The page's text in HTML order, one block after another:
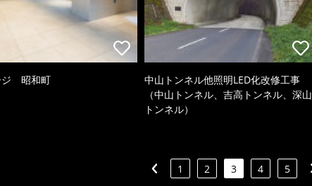
ジ 昭和町
中山トンネル他照明LED化改修工事
（中山トンネル、吉高トンネル、深山
トンネル）
1 2 3 4 5